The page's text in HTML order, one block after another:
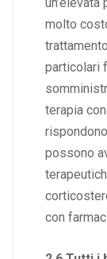
molto
particolari
terapia
possono
con